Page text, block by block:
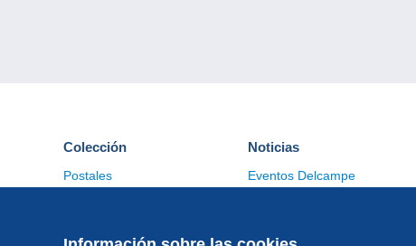
Colección
Postales
Otras colecciones
Noticias
Eventos Delcampe